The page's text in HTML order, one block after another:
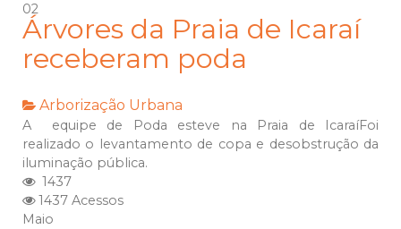
02
Árvores da Praia de Icaraí
receberam poda
Arborização Urbana
A equipe de Poda esteve na Praia de IcaraíFoi
realizado o levantamento de copa e desobstrução da
iluminação pública.
1437
1437 Acessos
Maio